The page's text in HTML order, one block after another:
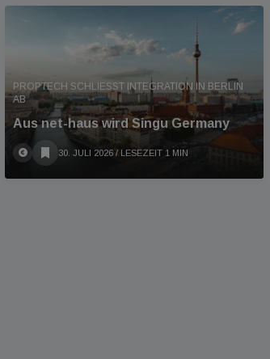
PROPTECH SCHLIESST INTEGRATION IN BERLIN A
B
Aus net-haus wird Singu Germany
30. JULI 2026 / LESEZEIT 1 MIN